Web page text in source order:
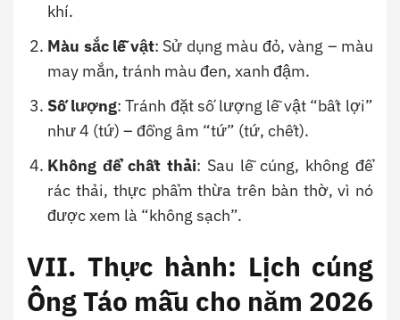
khí.
Màu sắc lễ vật: Sử dụng màu đỏ, vàng – màu
may mắn, tránh màu đen, xanh đậm.
Số lượng: Tránh đặt số lượng lễ vật “bất lợi”
như 4 (tứ) – đồng âm “tứ” (tứ, chết).
Không để chất thải: Sau lễ cúng, không để
rác thải, thực phẩm thừa trên bàn thờ, vì nó
được xem là “không sạch”.
VII. Thực hành: Lịch cúng
Ông Táo mẫu cho năm 2026